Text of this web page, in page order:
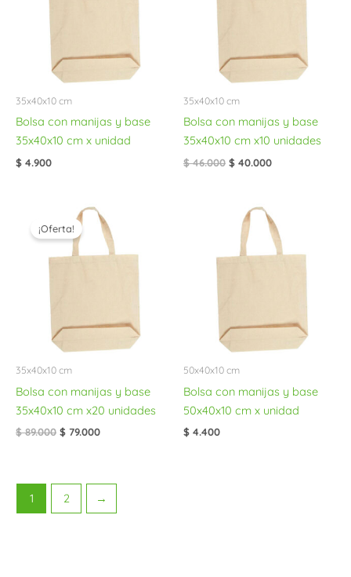
35x40x10 cm
Bolsa con manijas y base
35x40x10 cm x unidad
$ 4.900
35x40x10 cm
Bolsa con manijas y base
35x40x10 cm x10 unidades
$46.000 $ 40.000
¡Oferta!
35x40x10 cm
Bolsa con manijas y base
35x40x10 cm x20 unidades
$89.000
precio
original
era:
$ 79.000
precio
actual
es:
50x40x10 cm
Bolsa con manijas y base
50x40x10 cm x unidad
$ 4.400
1 2 →